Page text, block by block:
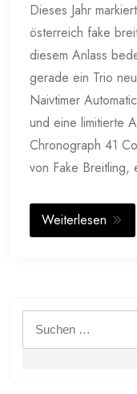
Dieses Jahr
österreich fake
diesem Anlass
gerade ein Trio
Naivtimer
und eine limitierte
Chronograph 41
von Fake Breitling,
Weiterlesen
Suchen
nach: